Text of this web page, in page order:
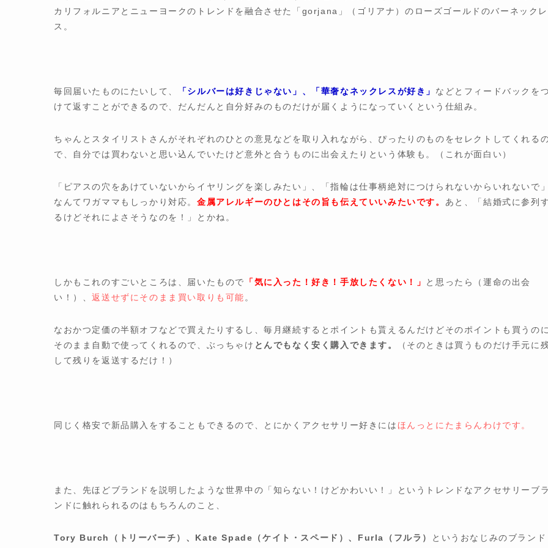
カリフォルニアとニューヨークのトレンドを融合させた「gorjana」（ゴリアナ）のローズゴールドのバーネックレ
ス。
毎回届いたものにたいして、 「シルバーは好きじゃない」、「華奢なネックレスが好き」 などとフィードバックをつ
けて返すことができるので、だんだんと自分好みのものだけが届くようになっていくという仕組み。
ちゃんとスタイリストさんがそれぞれのひとの意見などを取り入れながら、ぴったりのものをセレクトしてくれる
で、自分では買わないと思い込んでいたけど意外と合うものに出会えたりという体験も。（これが面白い）
「ピアスの穴をあけていないからイヤリングを楽しみたい」、「指輪は仕事柄絶対につけられないからいれないで」
なんてワガママもしっかり対応。金属アレルギーのひとはその旨も伝えていいみたいです。 あと、「結婚式に参列す
るけどそれによさそうなのを！」とかね。
しかもこれのすごいところは、届いたもので 「気に入った！好き！手放したくない！」 と思ったら（運命の出会
い！）、返送せずにそのまま買い取りも可能 。
なおかつ定価の半額オフなどで買えたりするし、毎月継続するとポイントも貰えるんだけどそのポイントも買うのに
そのまま自動で使ってくれるので、ぶっちゃけ とんでもなく安く購入できます。
（そのときは買うものだけ手元に
して残りを返送するだけ！）
同じく格安で新品購入をすることもできるので、とにかくアクセサリー好きにはほんっとにたまらんわけです。
また、先ほどブランドを説明したような世界中の「知らない！けどかわいい！」というトレンドなアクセサリーブラ
ンドに触れられるのはもちろんのこと、
Tory Burch（トリーバーチ）、Kate Spade（ケイト・スペード）、Furla（フルラ） というおなじみのブランド